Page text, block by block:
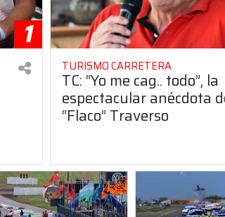
1
TURISMO CARRETERA
TC: “Yo me cag.. todo”, la
espectacular anécdota
“Flaco” Traverso